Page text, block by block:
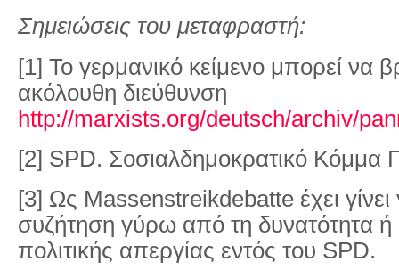
Σημειώσεις του μεταφραστή:
[1] Το γερμανικό κείμενο μπορεί να
ακόλουθη διεύθυνση
http://marxists.org/deutsch/archiv/
[2] SPD. Σοσιαλδημοκρατικό Κόμμα
[3] Ως Massenstreikdebatte έχει
συζήτηση γύρω από τη δυνατότητα ή
πολιτικής απεργίας εντός του SPD.